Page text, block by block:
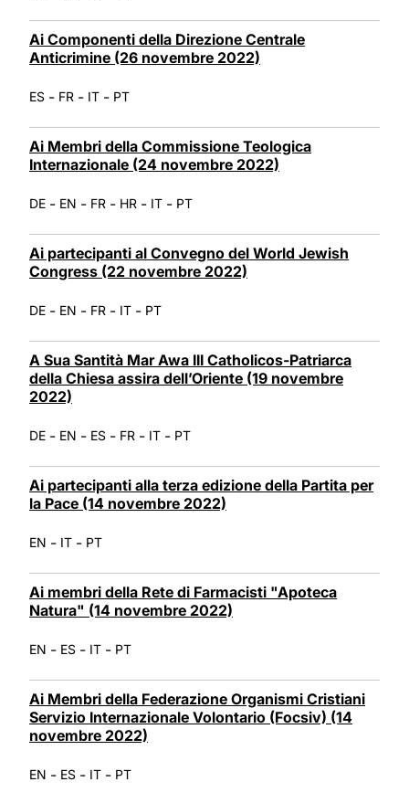
Ai Componenti della Direzione Centrale
Anticrimine (26 novembre 2022)
ES - FR - IT - PT
Ai Membri della Commissione Teologica
Internazionale (24 novembre 2022)
DE - EN - FR - HR - IT - PT
Ai partecipanti al Convegno del World Jewish
Congress (22 novembre 2022)
DE - EN - FR - IT - PT
A Sua Santità Mar Awa III Catholicos-Patriarca
della Chiesa assira dell’Oriente (19 novembre
2022)
DE - EN - ES - FR - IT - PT
Ai partecipanti alla terza edizione della Partita per
la Pace (14 novembre 2022)
EN - IT - PT
Ai membri della Rete di Farmacisti "Apoteca
Natura" (14 novembre 2022)
EN - ES - IT - PT
Ai Membri della Federazione Organismi Cristiani
Servizio Internazionale Volontario (Focsiv) (14
novembre 2022)
EN - ES - IT - PT